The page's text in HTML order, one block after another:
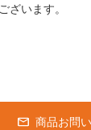
ざいます。
商品お問